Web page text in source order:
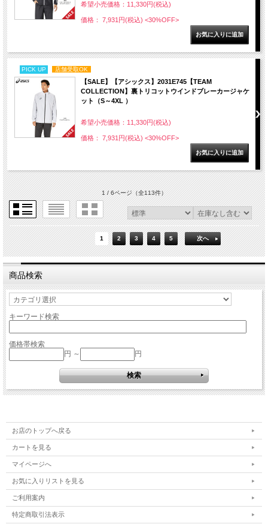
希望小売価格：11,330円(税込)
価格： 7,931円(税込) <30%OFF>
PICK UP 店舗受取OK
【SALE】【アシックス】2031E745【TEAM
COLLECTION】裏トリコットウインドブレーカージャケ
ット（S～4XL ）
希望小売価格：11,330円(税込)
価格： 7,931円(税込) <30%OFF>
1 / 6ページ（全113件）
1 2 3 4 5 次へ
商品検索
キーワード検索
価格帯検索
円 ～
円
お店のトップへ戻る
カートを見る
マイページへ
お気に入りリストを見る
ご利用案内
特定商取引法表示